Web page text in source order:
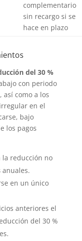
complementario
sin recargo si se
hace en plazo
del 30 %
con periodo
así como a los
en el
bajo
los pagos
la reducción no
anuales.
en un único
anteriores el
del 30 %